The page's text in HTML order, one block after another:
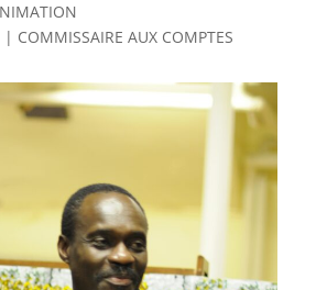
COMMISSAIRE AUX COMPTES